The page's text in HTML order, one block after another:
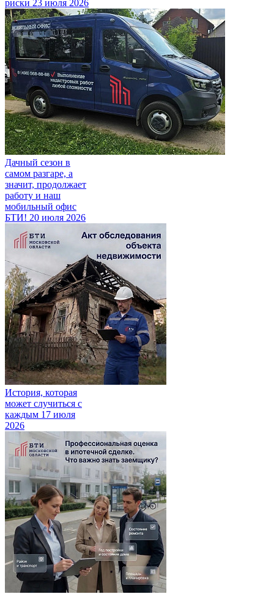
риски 23 июля 2026
Дачный сезон в
самом разгаре, а
значит, продолжает
работу и наш
мобильный офис
БТИ! 20 июля 2026
История, которая
может случиться с
каждым 17 июля
2026